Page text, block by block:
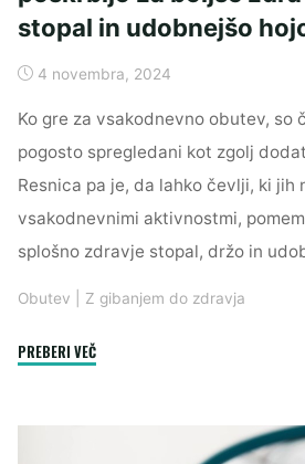
stopal in udobnejšo
4 novembra, 2024
Ko gre za vsakodnevno obutev, so
pogosto spregledani kot zgolj
Resnica pa je, da lahko čevlji, ki jih
vsakodnevnimi aktivnostmi,
splošno zdravje stopal, držo in
Obutev Z gibanjem do zdravja
PREBERI VEČ"Kakovostni